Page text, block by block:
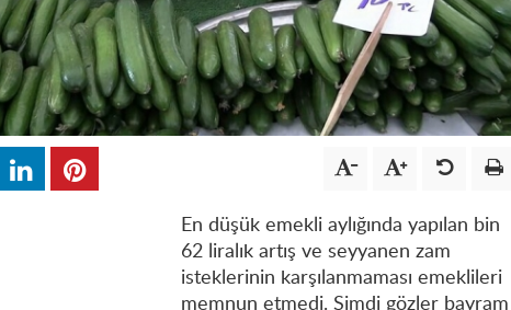
En düşük emekli aylığında yapılan bin
62 liralık artış ve seyyanen zam
isteklerinin karşılanmaması emeklileri
memnun etmedi. Şimdi gözler bayram